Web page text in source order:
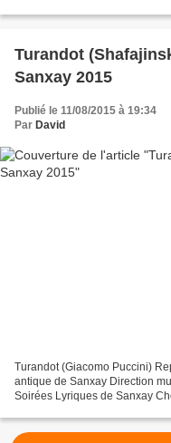
Turandot
Sanxay 2015
Publié le 11/08/2015 à 19:34
Par David
Turandot (Giacomo Puccini)
antique de Sanxay Direction
Soirées Lyriques de Sanxay